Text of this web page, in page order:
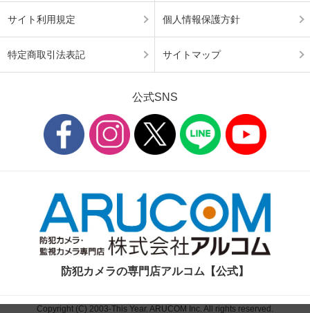
サイト利用規定 個人情報保護方針
特定商取引法表記 サイトマップ
公式SNS
防犯カメラの専門店アルコム【公式】
Copyright (C) 2003-This Year. ARUCOM Inc. All rights reserved.